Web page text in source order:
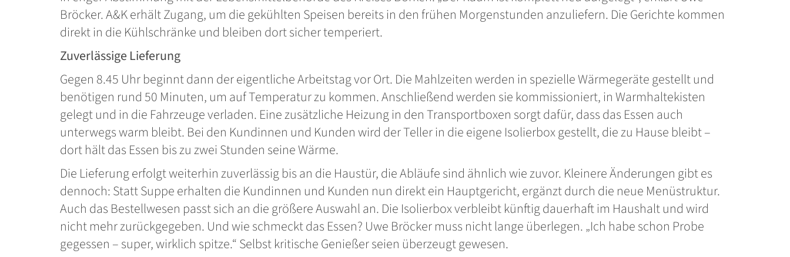
Bröcker. A&K erhält Zugang, um die gekühlten Speisen bereits in den frühen Morgenstunden anzuliefern. Die Gerichte kommen
direkt in die Kühlschränke und bleiben dort sicher temperiert.
Zuverlässige Lieferung
Gegen 8.45 Uhr beginnt dann der eigentliche Arbeitstag vor Ort. Die Mahlzeiten werden in spezielle Wärmegeräte gestellt und
benötigen rund 50 Minuten, um auf Temperatur zu kommen. Anschließend werden sie kommissioniert, in Warmhaltekisten
gelegt und in die Fahrzeuge verladen. Eine zusätzliche Heizung in den Transportboxen sorgt dafür, dass das Essen auch
unterwegs warm bleibt. Bei den Kundinnen und Kunden wird der Teller in die eigene Isolierbox gestellt, die zu Hause bleibt –
dort hält das Essen bis zu zwei Stunden seine Wärme.
Die Lieferung erfolgt weiterhin zuverlässig bis an die Haustür, die Abläufe sind ähnlich wie zuvor. Kleinere Änderungen gibt es
dennoch: Statt Suppe erhalten die Kundinnen und Kunden nun direkt ein Hauptgericht, ergänzt durch die neue Menüstruktur.
Auch das Bestellwesen passt sich an die größere Auswahl an. Die Isolierbox verbleibt künftig dauerhaft im Haushalt und wird
nicht mehr zurückgegeben. Und wie schmeckt das Essen? Uwe Bröcker muss nicht lange überlegen. „Ich habe schon Probe
gegessen – super, wirklich spitze.“ Selbst kritische Genießer seien überzeugt gewesen.